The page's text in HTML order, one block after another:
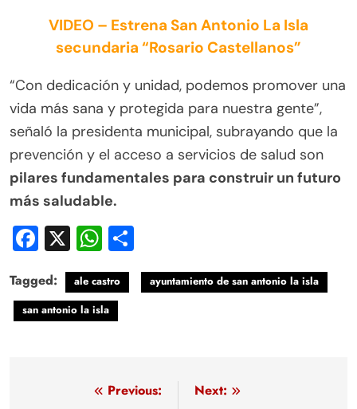
VIDEO – Estrena San Antonio La Isla
secundaria “Rosario Castellanos”
“Con dedicación y unidad, podemos promover una
vida más sana y protegida para nuestra gente”,
señaló la presidenta municipal, subrayando que la
prevención y el acceso a servicios de salud son
pilares fundamentales para construir un futuro
más saludable.
Facebook
X WhatsApp
Tagged: ale castro
ayuntamiento de san antonio la isla
san antonio la isla
NavegaciónPrevious:
Next: